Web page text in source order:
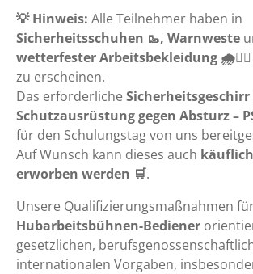
💡 Hinweis: Alle Teilnehmer haben in
Sicherheitsschuhen 🥾, Warnweste
wetterfester Arbeitsbekleidung 🌧️👷‍♂️
zu erscheinen.
Das erforderliche
Schutzausrüstung gegen Absturz –
für den Schulungstag von uns
Auf Wunsch kann dieses auch
erworben werden 🛒.
Unsere Qualifizierungsmaßnahmen
Hubarbeitsbühnen-Bediener
gesetzlichen,
internationalen Vorgaben,